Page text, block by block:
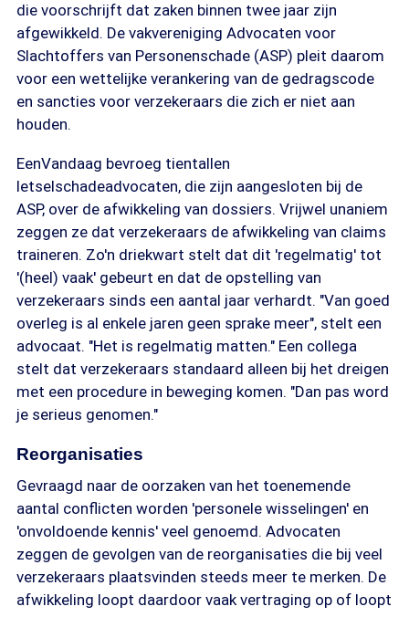
die voorschrijft dat zaken binnen twee jaar zijn
afgewikkeld. De vakvereniging Advocaten voor
Slachtoffers van Personenschade (ASP) pleit daarom
voor een wettelijke verankering van de gedragscode
en sancties voor verzekeraars die zich er niet aan
houden.
EenVandaag bevroeg tientallen
letselschadeadvocaten, die zijn aangesloten bij de
ASP, over de afwikkeling van dossiers. Vrijwel unaniem
zeggen ze dat verzekeraars de afwikkeling van claims
traineren. Zo'n driekwart stelt dat dit 'regelmatig' tot
'(heel) vaak' gebeurt en dat de opstelling van
verzekeraars sinds een aantal jaar verhardt. "Van goed
overleg is al enkele jaren geen sprake meer", stelt een
advocaat. "Het is regelmatig matten." Een collega
stelt dat verzekeraars standaard alleen bij het dreigen
met een procedure in beweging komen. "Dan pas word
je serieus genomen."
Reorganisaties
Gevraagd naar de oorzaken van het toenemende
aantal conflicten worden 'personele wisselingen' en
'onvoldoende kennis' veel genoemd. Advocaten
zeggen de gevolgen van de reorganisaties die bij veel
verzekeraars plaatsvinden steeds meer te merken. De
afwikkeling loopt daardoor vaak vertraging op of loopt